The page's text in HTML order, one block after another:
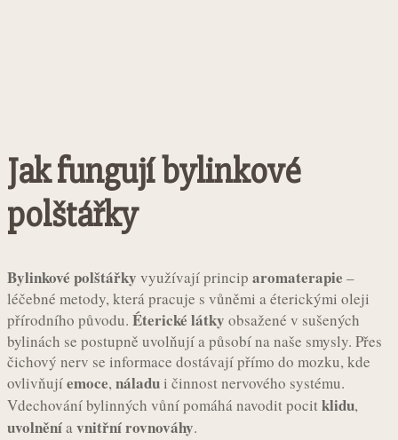
Jak fungují bylinkové
polštářky
Bylinkové polštářky využívají princip aromaterapie –
léčebné metody, která pracuje s vůněmi a éterickými oleji
přírodního původu. Éterické látky obsažené v sušených
bylinách se postupně uvolňují a působí na naše smysly. Přes
čichový nerv se informace dostávají přímo do mozku, kde
ovlivňujíemoce,náladui činnost nervového systému.
Vdechování bylinných vůní pomáhá navodit pocitklidu,
uvolněníavnitřní rovnováhy.